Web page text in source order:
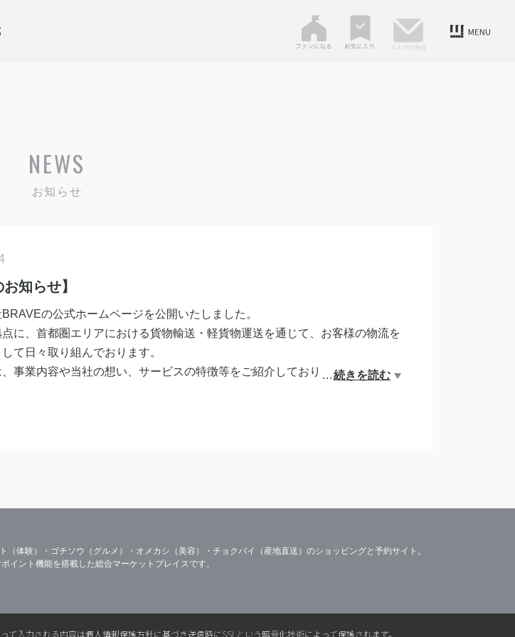
NEWS
お知らせ
知らせ】
の公式ホームページを公開いたしました。
に、首都圏エリアにおける貨物輸送・軽貨物運送を通じて、お客様の物流を
て日々取り組んでおります。
事業内容や当社の想い、サービスの特徴等をご紹介しております。
…続きを読む
（体験）・ゴチソウ（グルメ）・オメカシ（美容）・チョクバイ（産地直送）のショッピングと予約サイト。
イント機能を搭載した総合マーケットプレイスです。
入力される内容は個人情報保護方針に基づき送信時にSSLという暗号化技術によって保護されます。